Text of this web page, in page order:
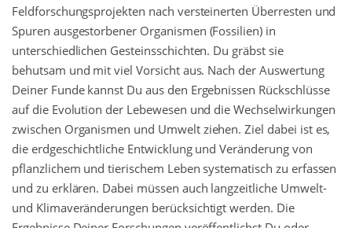
Feldforschungsprojekten nach versteinerten Überresten und
Spuren ausgestorbener Organismen (Fossilien) in
unterschiedlichen Gesteinsschichten. Du gräbst sie
behutsam und mit viel Vorsicht aus. Nach der Auswertung
Deiner Funde kannst Du aus den Ergebnissen Rückschlüsse
auf die Evolution der Lebewesen und die Wechselwirkungen
zwischen Organismen und Umwelt ziehen. Ziel dabei ist es,
die erdgeschichtliche Entwicklung und Veränderung von
pflanzlichem und tierischem Leben systematisch zu erfassen
und zu erklären. Dabei müssen auch langzeitliche Umwelt-
und Klimaveränderungen berücksichtigt werden. Die